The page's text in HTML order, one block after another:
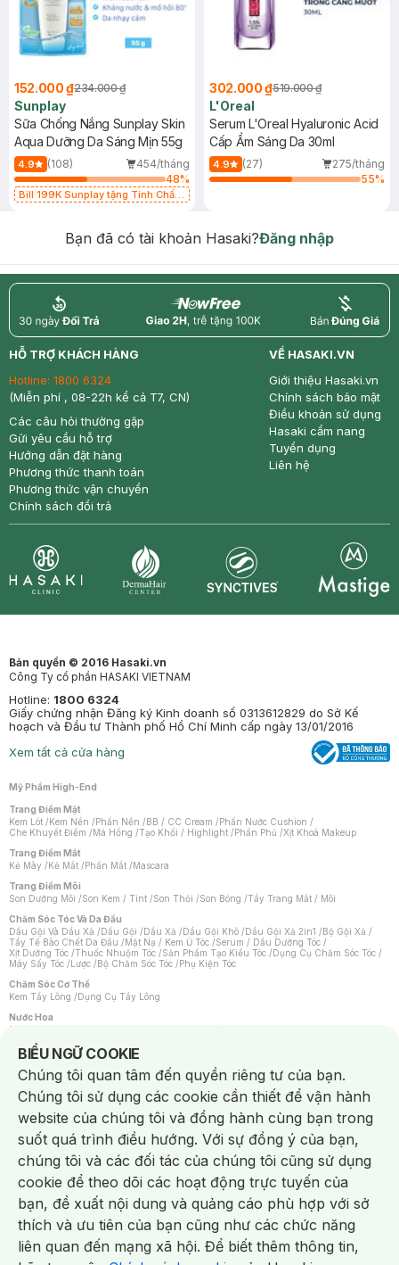
152.000 ₫234.000 ₫
Sunplay
Sữa Chống Nắng Sunplay Skin
Aqua Dưỡng Da Sáng Mịn 55g
4.9 (108)
454/tháng
48%
Bill 199K Sunplay tặng Tinh Chất
302.000 ₫519.000 ₫
L'Oreal
Serum L'Oreal Hyaluronic Acid
Cấp Ẩm Sáng Da 30ml
4.9 (27)
275/tháng
55%
Bạn đã có tài khoản Hasaki?Đăng nhập
return nowfree price
HỖ TRỢ KHÁCH HÀNG
Hotline: 1800 6324
(Miễn phí , 08-22h kể cả T7, CN)
Các câu hỏi thường gặp
Gửi yêu cầu hỗ trợ
Hướng dẫn đặt hàng
Phương thức thanh toán
Phương thức vận chuyển
Chính sách đổi trả
VỀ HASAKI.VN
Giới thiệu Hasaki.vn
Chính sách bảo mật
Điều khoản sử dụng
Hasaki cẩm nang
Tuyển dụng
Liên hệ
Bản quyền © 2016 Hasaki.vn
Công Ty cổ phần HASAKI VIETNAM
Hotline: 1800 6324
Giấy chứng nhận Đăng ký Kinh doanh số 0313612829 do Sở Kế
hoạch và Đầu tư Thành phố Hồ Chí Minh cấp ngày 13/01/2016
Xem tất cả cửa hàng
Mỹ Phẩm High-End
Trang Điểm Mặt
Kem Lót /Kem Nền /Phấn Nền /BB / CC Cream /Phấn Nước Cushion /
Che Khuyết Điểm /Má Hồng /Tạo Khối / Highlight /Phấn Phủ /Xịt Khoá Makeup
Trang Điểm Mắt
Kẻ Mày /Kẻ Mắt /Phấn Mắt /Mascara
Trang Điểm Môi
Son Dưỡng Môi /Son Kem / Tint /Son Thỏi /Son Bóng /Tẩy Trang Mắt / Môi
Chăm Sóc Tóc Và Da Đầu
Dầu Gội Và Dầu Xả /Dầu Gội /Dầu Xả /Dầu Gội Khô /Dầu Gội Xả 2in1 /Bộ Gội Xả /
Tẩy Tế Bào Chết Da Đầu /Mặt Nạ / Kem Ủ Tóc /Serum / Dầu Dưỡng Tóc /
Xịt Dưỡng Tóc /Thuốc Nhuộm Tóc /Sản Phẩm Tạo Kiểu Tóc /Dụng Cụ Chăm Sóc Tóc /
Máy Sấy Tóc /Lược /Bộ Chăm Sóc Tóc /Phụ Kiện Tóc
Chăm Sóc Cơ Thể
Kem Tẩy Lông /Dụng Cụ Tẩy Lông
Nước Hoa
Nước Hoa Nữ
Chăm Sóc Cá Nhân
Chống Muỗi /Khẩu Trang /Máy Massage/Mặt Nạ Xông Hơi /Nước Rửa Tay/
Sản Phẩm Chăm Sóc Khác /Bàn Chải Đánh Răng /Bàn Chải Điện/
Hỗ Trợ Trắng Răng/Kem Đánh Răng /Máy Tăm Nước/ Nước Súc Miệng/
Tăm / Chỉ Nha Khoa/ Xịt Thơm Miệng / Dung Dịch Vệ Sinh/Dưỡng Vùng Kín/
Khăn Ướt Vệ Sinh Vùng Kín/Băng Vệ Sinh/Tampon/Bọt Cạo Râu /Dao Cạo Râu/
Máy Cạo Râu
Vấn Đề Về Da
Da Dầu / Lỗ Chân Lông To/ Da Khô / Mất Nước/ Da Lão Hóa/ Da Mụn/
Da Nhạy Cảm / Kích Ứng
Da Xỉn Màu Thâm / Nám / Tàn Nhang
Quầng Thâm & Bọng Mắt /Sẹo /Viêm Da Cơ Địa
Dụng Cụ / Phụ Kiện Chăm Sóc Da
Bông Tẩy Trang
Khăn Lau Mặt Khô Dụng Cụ / Máy Rửa Mặt Máy Chăm Sóc Da
Dụng Cụ Chăm Sóc Khác
BIỂU NGỮ COOKIE
Notice about cookies usage
Chúng tôi quan tâm đến quyền riêng tư của bạn.
Chúng tôi sử dụng các cookie cần thiết để vận hành
website của chúng tôi và đồng hành cùng bạn trong
suốt quá trình điều hướng. Với sự đồng ý của bạn,
chúng tôi và các đối tác của chúng tôi cũng sử dụng
cookie để theo dõi các hoạt động trực tuyến của
bạn, đề xuất nội dung và quảng cáo phù hợp với sở
thích và ưu tiên của bạn cũng như các chức năng
liên quan đến mạng xã hội. Để biết thêm thông tin,